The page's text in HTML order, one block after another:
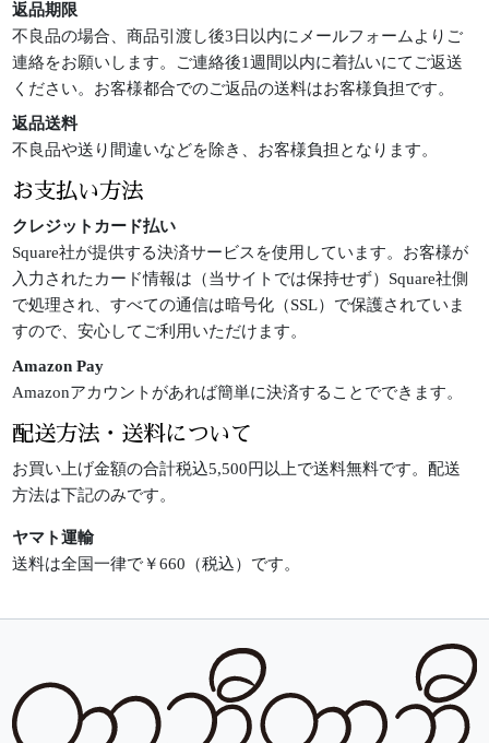
返品期限
不良品の場合、商品引渡し後3日以内にメールフォームよりご
連絡をお願いします。ご連絡後1週間以内に着払いにてご返送
ください。お客様都合でのご返品の送料はお客様負担です。
返品送料
不良品や送り間違いなどを除き、お客様負担となります。
お支払い方法
クレジットカード払い
Square社が提供する決済サービスを使用しています。お客様が
入力されたカード情報は（当サイトでは保持せず）Square社側
で処理され、すべての通信は暗号化（SSL）で保護されていま
すので、安心してご利用いただけます。
Amazon Pay
Amazonアカウントがあれば簡単に決済することでできます。
配送方法・送料について
お買い上げ金額の合計税込5,500円以上で送料無料です。配送
方法は下記のみです。
ヤマト運輸
送料は全国一律で￥660（税込）です。